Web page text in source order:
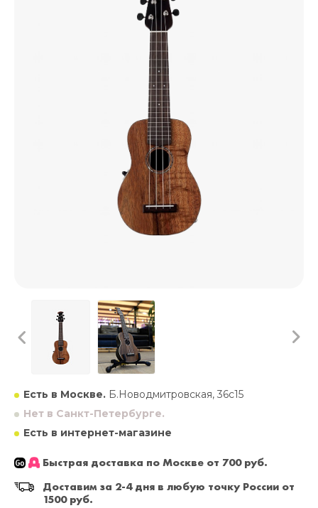
Есть в Москве. Б.Новодмитровская, 36с15
Нет в Санкт-Петербурге.
Есть в интернет-магазине
Быстрая доставка по Москве от 700 руб.
Доставим за 2-4 дня в любую точку России от
1500 руб.